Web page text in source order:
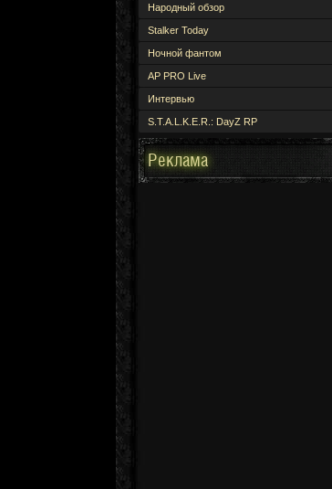
Народный обзор
Stalker Today
Ночной фантом
AP PRO Live
Интервью
S.T.A.L.K.E.R.: DayZ RP
Реклама